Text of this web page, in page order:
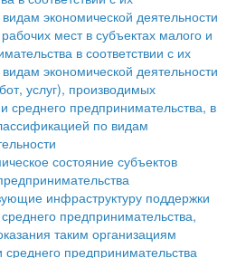
регламентов
субъектов малого и
воздействия
экономической деятельности
мест в субъектах малого и
в соответствии с их
экономической деятельности
услуг), производимых
среднего предпринимательства, в
по видам
состояние субъектов
инфраструктуру поддержки
предпринимательства,
таким организациям
предпринимательства